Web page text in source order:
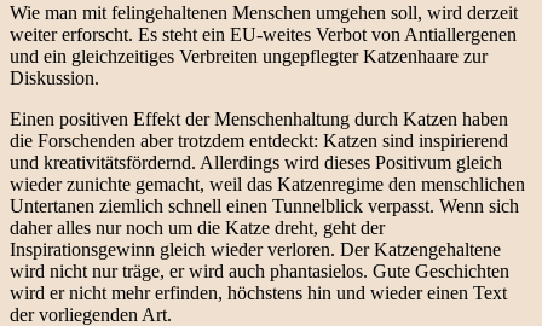
Wie man mit felingehaltenen Menschen umgehen soll, wird derzeit
weiter erforscht. Es steht ein EU-weites Verbot von Antiallergenen
und ein gleichzeitiges Verbreiten ungepflegter Katzenhaare zur
Diskussion.
Einen positiven Effekt der Menschenhaltung durch Katzen haben
die Forschenden aber trotzdem entdeckt: Katzen sind inspirierend
und kreativitätsfördernd. Allerdings wird dieses Positivum gleich
wieder zunichte gemacht, weil das Katzenregime den menschlichen
Untertanen ziemlich schnell einen Tunnelblick verpasst. Wenn sich
daher alles nur noch um die Katze dreht, geht der
Inspirationsgewinn gleich wieder verloren. Der Katzengehaltene
wird nicht nur träge, er wird auch phantasielos. Gute Geschichten
wird er nicht mehr erfinden, höchstens hin und wieder einen Text
der vorliegenden Art.